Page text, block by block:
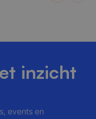
inzicht
events en